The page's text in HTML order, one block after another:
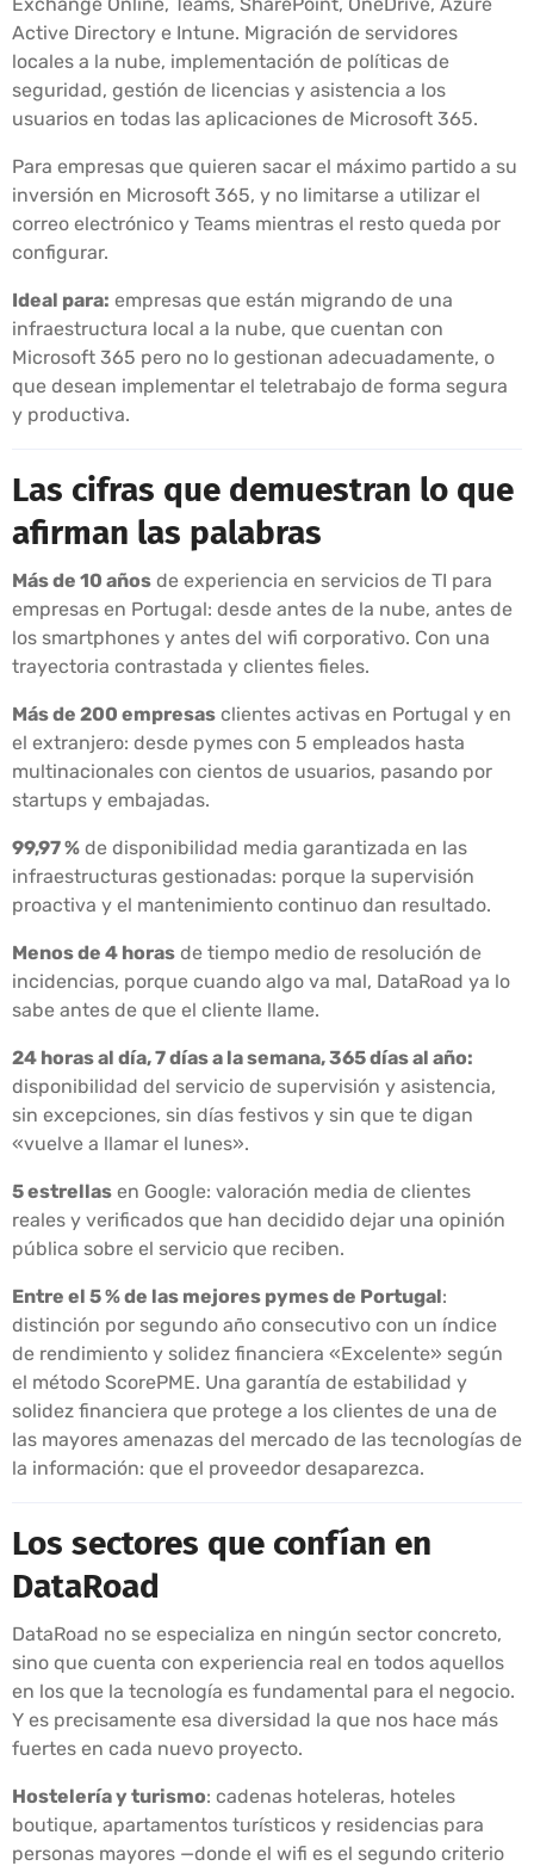
Active Directory e Intune. Migración de servidores
locales a la nube, implementación de políticas de
seguridad, gestión de licencias y asistencia a los
usuarios en todas las aplicaciones de Microsoft 365.
Para empresas que quieren sacar el máximo partido a su
inversión en Microsoft 365, y no limitarse a utilizar el
correo electrónico y Teams mientras el resto queda por
configurar.
Ideal para: empresas que están migrando de una
infraestructura local a la nube, que cuentan con
Microsoft 365 pero no lo gestionan adecuadamente, o
que desean implementar el teletrabajo de forma segura
y productiva.
Las cifras que demuestran lo que
afirman las palabras
Más de 10 años de experiencia en servicios de TI para
empresas en Portugal: desde antes de la nube, antes de
los smartphones y antes del wifi corporativo. Con una
trayectoria contrastada y clientes fieles.
Más de 200 empresas clientes activas en Portugal y en
el extranjero: desde pymes con 5 empleados hasta
multinacionales con cientos de usuarios, pasando por
startups y embajadas.
99,97 % de disponibilidad media garantizada en las
infraestructuras gestionadas: porque la supervisión
proactiva y el mantenimiento continuo dan resultado.
Menos de 4 horas de tiempo medio de resolución de
incidencias, porque cuando algo va mal, DataRoad ya lo
sabe antes de que el cliente llame.
24 horas al día, 7 días a la semana, 365 días al año:
disponibilidad del servicio de supervisión y asistencia,
sin excepciones, sin días festivos y sin que te digan
«vuelve a llamar el lunes».
5 estrellas en Google: valoración media de clientes
reales y verificados que han decidido dejar una opinión
pública sobre el servicio que reciben.
Entre el 5 % de las mejores pymes de Portugal:
distinción por segundo año consecutivo con un índice
de rendimiento y solidez financiera «Excelente» según
el método ScorePME. Una garantía de estabilidad y
solidez financiera que protege a los clientes de una de
las mayores amenazas del mercado de las tecnologías de
la información: que el proveedor desaparezca.
Los sectores que confían en
DataRoad
DataRoad no se especializa en ningún sector concreto,
sino que cuenta con experiencia real en todos aquellos
en los que la tecnología es fundamental para el negocio.
Y es precisamente esa diversidad la que nos hace más
fuertes en cada nuevo proyecto.
Hostelería y turismo: cadenas hoteleras, hoteles
boutique, apartamentos turísticos y residencias para
personas mayores —donde el wifi es el segundo criterio